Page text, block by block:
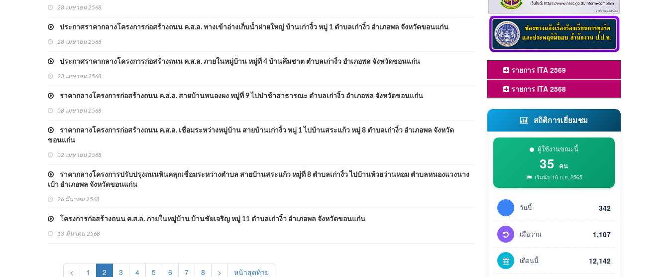
28 เมษายน 2568
ประกาศราคากลางโครงการก่อสร้างถนน ค.ส.ล. ทางเข้าอ่างเก็บน้ำฝายใหญ่ บ้านเก่างิ้ว หมู่ 1 ตำบลเก่างิ้ว อำเภอพล จังหวัดขอนแก่น
28 เมษายน 2568
ประกาศราคากลางโครงการก่อสร้างถนน ค.ส.ล. ภายในหมู่บ้าน หมู่ที่ 4 บ้านคึมชาต ตำบลเก่างิ้ว อำเภอพล จังหวัดขอนแก่น
23 เมษายน 2568
ราคากลางโครงการก่อสร้างถนน ค.ส.ล. สายบ้านหนองผง หมู่ที่ 9 ไปป่าช้าสาธารณะ ตำบลเก่างิ้ว อำเภอพล จังหวัดขอนแก่น
08 เมษายน 2568
ราคากลางโครงการก่อสร้างถนน ค.ส.ล. เชื่อมระหว่างหมู่บ้าน สายบ้านเก่างิ้ว หมู่ 1 ไปบ้านสระแก้ว หมู่ 8 ตำบลเก่างิ้ว อำเภอพล จังหวัด
ขอนแก่น
02 เมษายน 2568
ราคากลางโครงการปรับปรุงถนนหินคลุกเชื่อมระหว่างตำบล สายบ้านสระแก้ว หมู่ที่ 8 ตำบลเก่างิ้ว ไปบ้านห้วยว่านหอม ตำบลหนองแวงนาง
เบ้า อำเภอพล จังหวัดขอนแก่น
26 มีนาคม 2568
โครงการก่อสร้างถนน ค.ส.ล. ภายในหมู่บ้าน บ้านชัยเจริญ หมู่ 11 ตำบลเก่างิ้ว อำเภอพล จังหวัดขอนแก่น
13 มีนาคม 2568
< 1 2 (current)
3 4 5 6 7 8 > หน้าสุดท้าย
รายการ ITA 2569
รายการ ITA 2568
สถิติการเยี่ยมชม
ผู้ใช้งานขณะนี้
35 คน
เริ่มนับ 16 ก.ย. 2565
วันนี้ 342
เมื่อวาน 1,107
เดือนนี้ 12,142